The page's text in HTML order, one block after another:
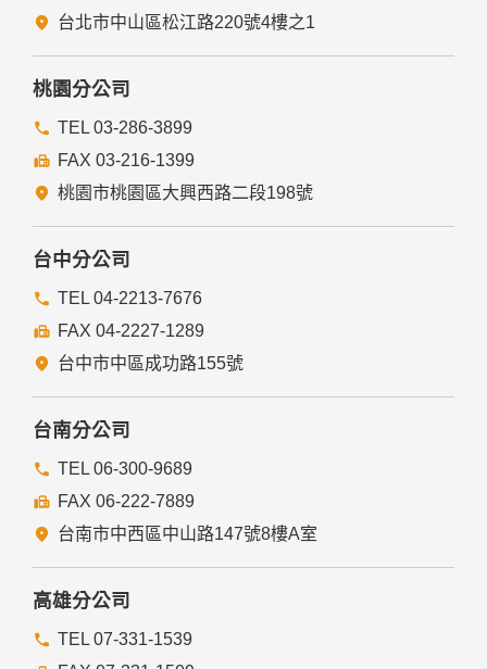
五、與第三人共用個人資料之政策
本網站絕不會提供、交換、出租或出售任何您的個人資料給其
他個人、團體、私人企業或公務機關，但有法律依據或合約義
務者，不在此限。
前項但書之情形包括不限於：
經由您書面同意。
法律明文規定。
與公務機關或學術研究機構合作，基於公共利益為統計或學術
研究而有必要，且資料經過提供者處理或蒐集者依其揭露方式
無從識別特定之當事人。
當您在網站的行為，違反服務條款或可能損害或妨礙網站與其
揭露您的個人資料是為了辨識、聯絡或採取法律行動所必要
者。
本網站委託廠商協助蒐集、處理或利用您的個人資料時，將對
委外廠商或個人善盡監督管理之責。
六、Cookie之使用
為了提供您最佳的服務，本網站會在您的電腦中放置並取用我
們的Cookie，若您不願接受Cookie的寫入，您可在您使用的
瀏覽器功能項中設定隱私權等級為高，即可拒絕Cookie的寫
七、隱私權保護政策之修正
款將刊登於網站上。
台北市中山區松江路220號4樓之1
桃園分公司
TEL 03-286-3899
FAX 03-216-1399
桃園市桃園區大興西路二段198號
台中分公司
TEL 04-2213-7676
FAX 04-2227-1289
台中市中區成功路155號
台南分公司
TEL 06-300-9689
FAX 06-222-7889
台南市中西區中山路147號8樓A室
高雄分公司
TEL 07-331-1539